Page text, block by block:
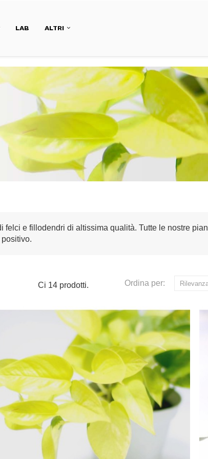
LAB ALTRI
felci e fillodendri di altissima qualità. Tutte le nostre
Ci 14 prodotti. Ordina per: